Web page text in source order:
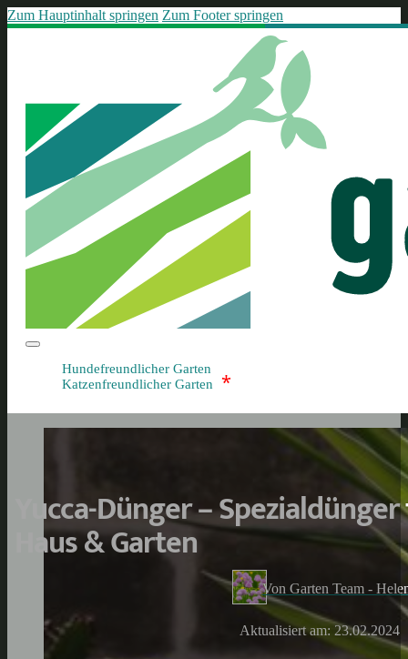
Zum Hauptinhalt springen Zum Footer springen
Hundefreundlicher Garten
Katzenfreundlicher Garten
*
Yucca-Dünger –
Haus & Garten
Von Garten Team -
Aktualisiert am: 23.02.2024